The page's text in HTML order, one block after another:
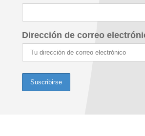
Dirección de correo